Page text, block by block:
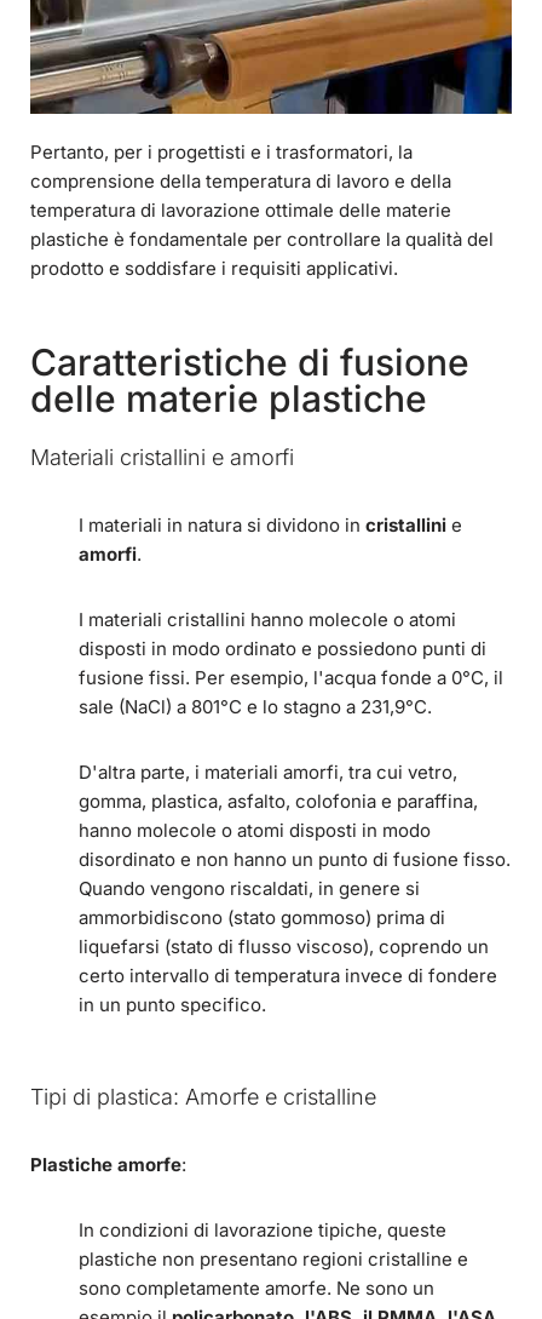
Pertanto, per i progettisti e i trasformatori, la
comprensione della temperatura di lavoro e della
temperatura di lavorazione ottimale delle materie
plastiche è fondamentale per controllare la qualità del
prodotto e soddisfare i requisiti applicativi.
Caratteristiche di fusione
delle materie plastiche
Materiali cristallini e amorfi
I materiali in natura si dividono in cristallini e
amorfi.
I materiali cristallini hanno molecole o atomi
disposti in modo ordinato e possiedono punti di
fusione fissi. Per esempio, l'acqua fonde a 0°C, il
sale (NaCl) a 801°C e lo stagno a 231,9°C.
D'altra parte, i materiali amorfi, tra cui vetro,
gomma, plastica, asfalto, colofonia e paraffina,
hanno molecole o atomi disposti in modo
disordinato e non hanno un punto di fusione fisso.
Quando vengono riscaldati, in genere si
ammorbidiscono (stato gommoso) prima di
liquefarsi (stato di flusso viscoso), coprendo un
certo intervallo di temperatura invece di fondere
in un punto specifico.
Tipi di plastica: Amorfe e cristalline
Plastiche amorfe:
In condizioni di lavorazione tipiche, queste
plastiche non presentano regioni cristalline e
sono completamente amorfe. Ne sono un